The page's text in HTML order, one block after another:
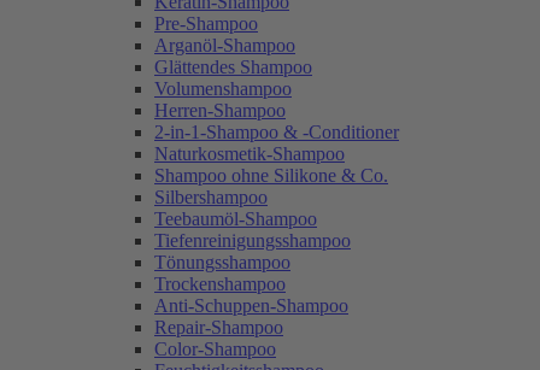
Pre-Shampoo
Arganöl-Shampoo
Glättendes Shampoo
Volumenshampoo
Herren-Shampoo
2-in-1-Shampoo & -Conditioner
Naturkosmetik-Shampoo
Shampoo ohne Silikone & Co.
Silbershampoo
Teebaumöl-Shampoo
Tiefenreinigungsshampoo
Tönungsshampoo
Trockenshampoo
Anti-Schuppen-Shampoo
Repair-Shampoo
Color-Shampoo